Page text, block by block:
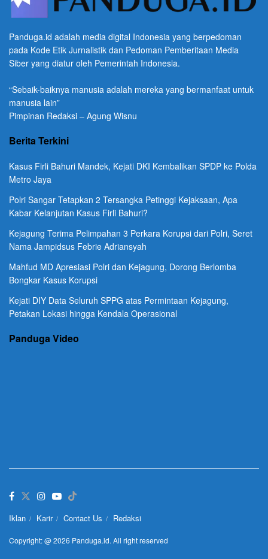
Panduga.id adalah media digital Indonesia yang berpedoman
pada Kode Etik Jurnalistik dan Pedoman Pemberitaan Media
Siber yang diatur oleh Pemerintah Indonesia.
“Sebaik-baiknya manusia adalah mereka yang bermanfaat untuk
manusia lain”
Pimpinan Redaksi – Agung Wisnu
Berita Terkini
Kasus Firli Bahuri Mandek, Kejati DKI Kembalikan SPDP ke Polda
Metro Jaya
Polri Sangar Tetapkan 2 Tersangka Petinggi Kejaksaan, Apa
Kabar Kelanjutan Kasus Firli Bahuri?
Kejagung Terima Pelimpahan 3 Perkara Korupsi dari Polri, Seret
Nama Jampidsus Febrie Adriansyah
Mahfud MD Apresiasi Polri dan Kejagung, Dorong Berlomba
Bongkar Kasus Korupsi
Kejati DIY Data Seluruh SPPG atas Permintaan Kejagung,
Petakan Lokasi hingga Kendala Operasional
Panduga Video
Iklan Karir Contact Us Redaksi
Copyright: @ 2026 Panduga.id. All right reserved